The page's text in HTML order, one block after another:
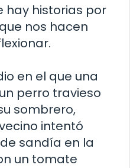
hay historias por
nos hacen
en el que una
perro travieso
sombrero,
intentó
sandía en la
un tomate